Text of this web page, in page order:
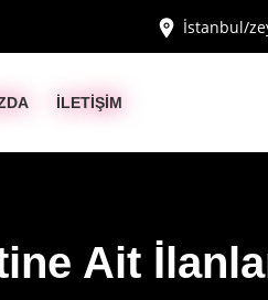
İstanbul/
İLETİŞİM
Ait